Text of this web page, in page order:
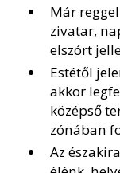
Már
zivatar,
elszórt
Estétől
akkor
középső
zónában
Az